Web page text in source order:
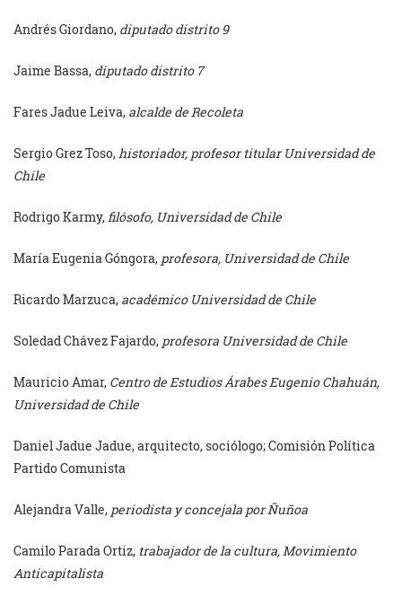
Andrés Giordano, diputado distrito 9
Jaime Bassa, diputado distrito 7
Fares Jadue Leiva, alcalde de Recoleta
Sergio Grez Toso,historiador, profesor titular Universidad de
Chile
Rodrigo Karmy,filósofo, Universidad de Chile
María Eugenia Góngora, profesora, Universidad de Chile
Ricardo Marzuca, académico Universidad de Chile
Soledad Chávez Fajardo, profesora Universidad de Chile
Mauricio Amar, Centro de Estudios Árabes Eugenio Chahuán,
Universidad de Chile
Daniel Jadue Jadue, arquitecto, sociólogo; Comisión Política
Partido Comunista
Alejandra Valle, periodista y concejala por Ñuñoa
Camilo Parada Ortiz, trabajador de la cultura, Movimiento
Anticapitalista